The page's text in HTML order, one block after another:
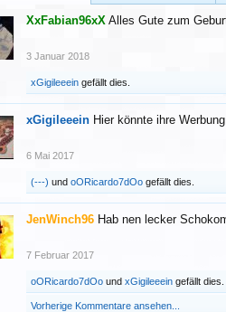
XxFabian96xX Alles Gute zum
3 Januar 2018
xGigileeein gefällt dies.
xGigileeein Hier könnte ihre
6 Mai 2017
(---) und oORicardo7dOo gefällt dies.
JenWinch96 Hab nen lecker
7 Februar 2017
oORicardo7dOo und xGigileeein gefällt dies.
Vorherige Kommentare ansehen...